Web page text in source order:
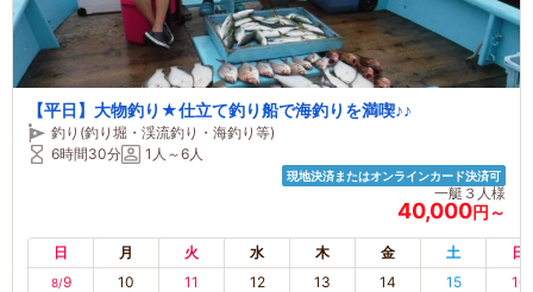
【平日】大物釣り★仕立て釣り船で海釣りを満喫♪♪
釣り(釣り堀・渓流釣り・海釣り等)
6時間30分
1人～6人
現地決済またはオンラインカード決済可
一艇３人様
40,000円～
日 月 火 水 木 金 土 日
8/9 10 11 12 13 14 15 16